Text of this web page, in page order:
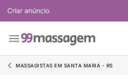
Criar anúncio
MASSAGISTAS EM SANTA MARIA - RS